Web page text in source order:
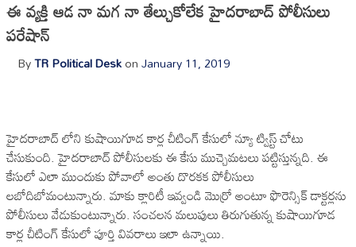
ఈ వ్యక్తి ఆడ నా మగ నా తేల్చుకోలేక హైదరాబాద్ పోలీసులు
పరేషాన్
ByTR Political DeskonJanuary 11, 2019
హైదరాబాద్ లోని కుషాయిగూడ కార్ల చీటింగ్ కేసులో న్యూ ట్విస్ట్ చోటు
చేసుకుంది. హైదరాబాద్ పోలీసులకు ఈ కేసు ముచ్చెమటలు పట్టిస్తున్నది. ఈ
కేసులో ఎలా ముందుకు పోవాలో అంతు దొరకక పోలీసులు
లబోదిబోమంటున్నారు. మాకు క్లారిటీ ఇవ్వండి మొర్రో అంటూ ఫొరెన్సిక్ డాక్టర్లను
పోలీసులు వేడుకుంటున్నారు. సంచలన మలుపులు తిరుగుతున్న కుషాయిగూడ
కార్ల చీటింగ్ కేసులో పూర్తి వివరాలు ఇలా ఉన్నాయి.